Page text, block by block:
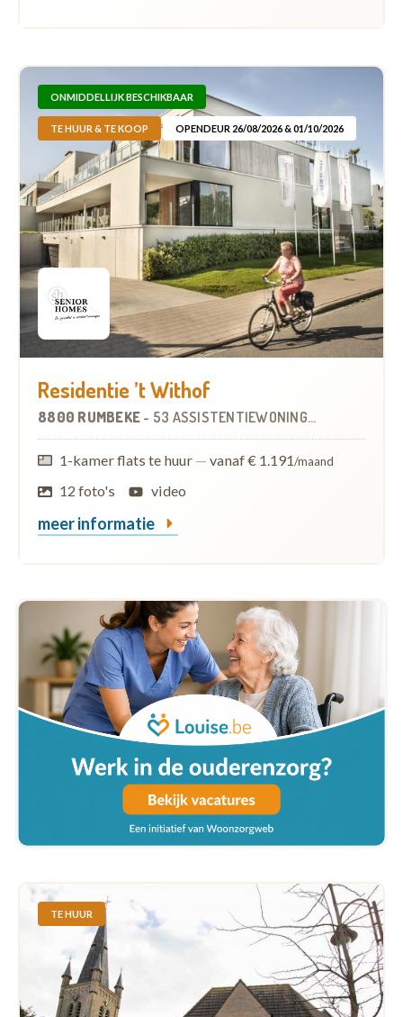
ONMIDDELLIJK BESCHIKBAAR
TE HUUR & TE KOOP OPENDEUR 26/08/2026 & 01/10/2026
Residentie ’t Withof
8800 RUMBEKE - 53 ASSISTENTIEWONINGEN
1-kamer flats te huur — vanaf € 1.191/maand
12 foto's video
meer informatie
TE HUUR